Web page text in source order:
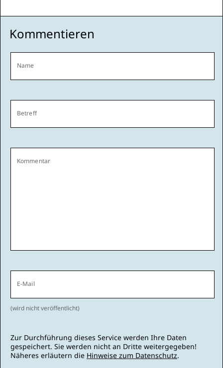
Kommentieren
Name
Betreff
Kommentar
E-Mail
(wird nicht veröffentlicht)
Zur Durchführung dieses Service werden Ihre Daten
gespeichert. Sie werden nicht an Dritte weitergegeben!
Näheres erläutern die Hinweise zum Datenschutz.